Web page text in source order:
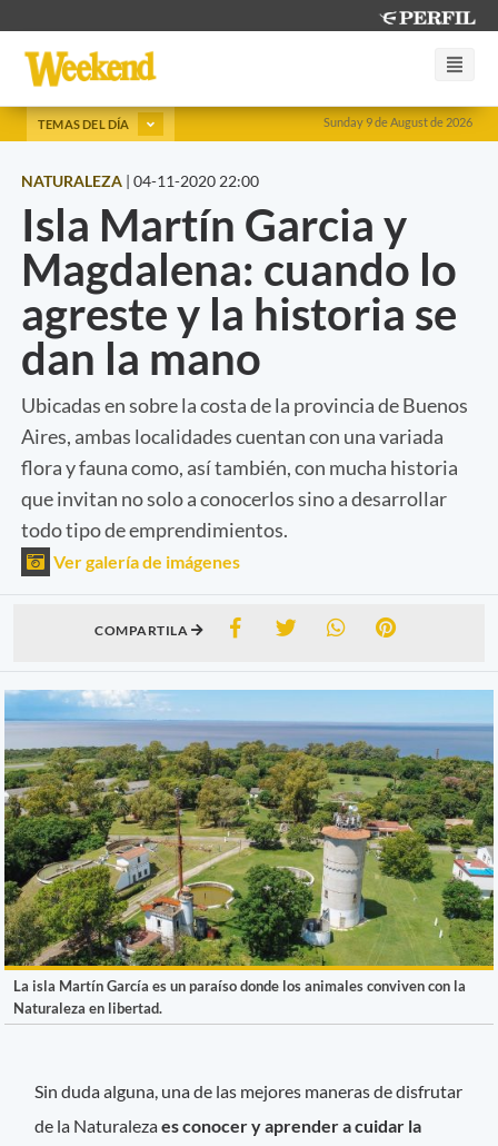
Sunday 9 de August de 2026
TEMAS DEL DÍA
NATURALEZA | 04-11-2020 22:00
Isla Martín Garcia y
Magdalena: cuando lo
agreste y la historia se
dan la mano
Ubicadas en sobre la costa de la provincia de Buenos
Aires, ambas localidades cuentan con una variada
flora y fauna como, así también, con mucha historia
que invitan no solo a conocerlos sino a desarrollar
todo tipo de emprendimientos.
Ver galería de imágenes
COMPARTILA
La isla Martín García es un paraíso donde los animales conviven con la
Naturaleza en libertad.
Sin duda alguna, una de las mejores maneras de disfrutar
de la Naturalezaes conocer y aprender a cuidar la